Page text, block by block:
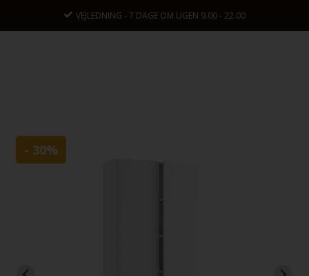
VEJLEDNING - 7 DAGE OM UGEN 9.00 - 22.00
- 30%